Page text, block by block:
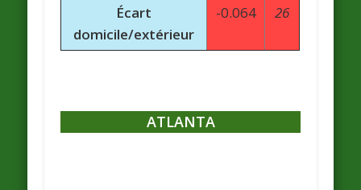
Écart
domicile/extérieur
-0.064 26
ATLANTA